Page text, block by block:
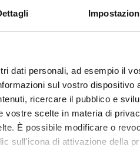
dati personali, ad esempio il
sul vostro dispositivo
ricercare il pubblico e
scelte in materia di
È possibile modificare o
sull'icona di attivazione della